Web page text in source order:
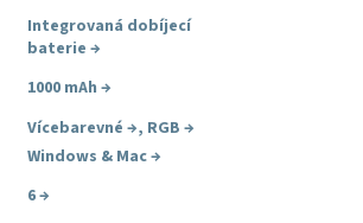
Integrovaná dobíjecí
baterie →
1000 mAh →
Vícebarevné →, RGB →
Windows & Mac→
6→